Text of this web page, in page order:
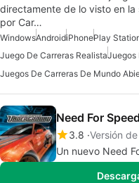
directamente de lo visto en
por Car…
WindowsAndroidiPhonePlay
Juego De Carreras RealistaJuegos
Juegos De Carreras De Mundo
Need For
3.8 Versión
Un nuevo Need